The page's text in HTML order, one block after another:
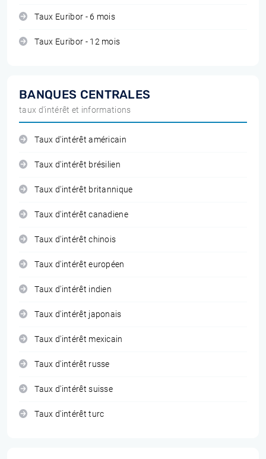
Taux Euribor - 6 mois
Taux Euribor - 12 mois
BANQUES CENTRALES
taux d'intérêt et informations
Taux d'intérêt américain
Taux d'intérêt brésilien
Taux d'intérêt britannique
Taux d'intérêt canadiene
Taux d'intérêt chinois
Taux d'intérêt européen
Taux d'intérêt indien
Taux d'intérêt japonais
Taux d'intérêt mexicain
Taux d'intérêt russe
Taux d'intérêt suisse
Taux d'intérêt turc